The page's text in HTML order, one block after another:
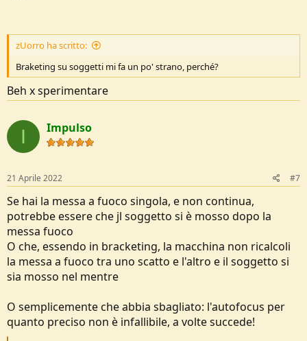
zUorro ha scritto:
Braketing su soggetti mi fa un po' strano, perché?
Beh x sperimentare
I Impulso
21 Aprile 2022 #7
Se hai la messa a fuoco singola, e non continua,
potrebbe essere che jl soggetto si è mosso dopo la
messa fuoco
O che, essendo in bracketing, la macchina non ricalcoli
la messa a fuoco tra uno scatto e l'altro e il soggetto si
sia mosso nel mentre
O semplicemente che abbia sbagliato: l'autofocus per
quanto preciso non è infallibile, a volte succede!